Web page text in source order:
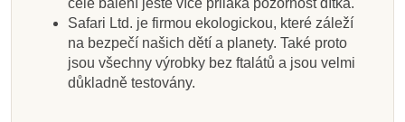
Safari Ltd. je firmou ekologickou, které záleží
na bezpečí našich dětí a planety. Také proto
jsou všechny výrobky bez ftalátů a jsou velmi
důkladně testovány.